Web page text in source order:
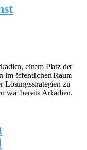
einem Platz der
im öffentlichen Raum
Lösungsstrategien zu
war bereits Arkadien.